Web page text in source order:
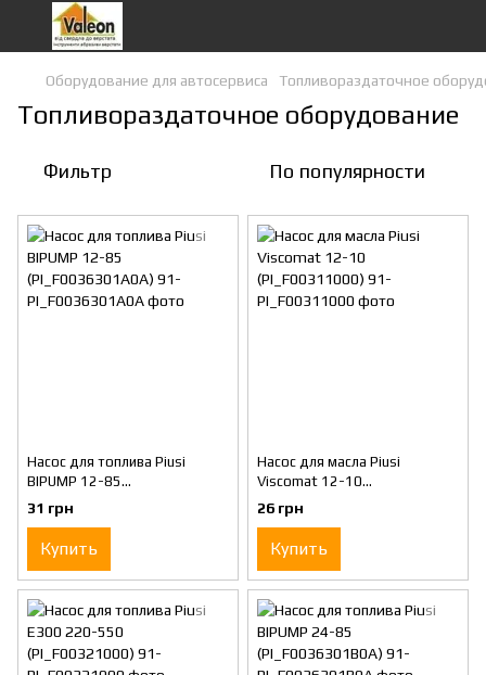
Оборудование для автосервиса Топливораздаточное
Топливораздаточное оборудование
Фильтр По популярности
Насос для топлива Piusi
BIPUMP 12-85
(PI_F0036301A0A)
31 грн
Купить
Насос для масла Piusi
Viscomat 12-10
(PI_F00311000)
26 грн
Купить